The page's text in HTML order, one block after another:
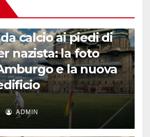
calcio ai piedi di
nazista: la foto
e la nuova
ADMIN